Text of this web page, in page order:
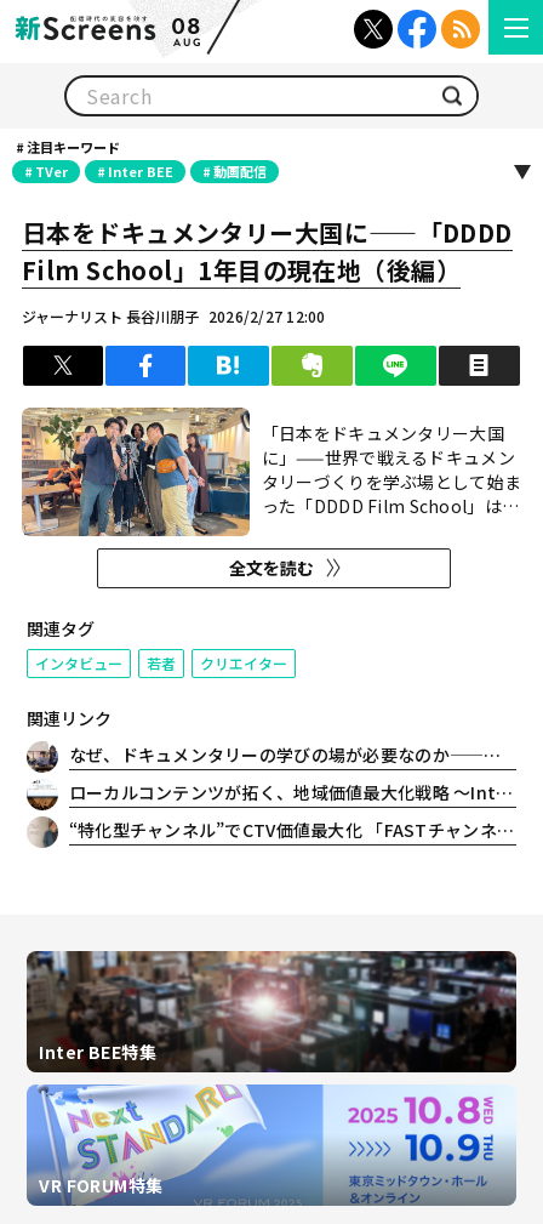
08
AUG
注目キーワード
TVer
Inter BEE 動画配信
日本をドキュメンタリー大国に——「DDDD
Film School」1年目の現在地（後編）
ジャーナリスト 長谷川朋子 2026/2/27 12:00
ツイート シェア はてブ クリップ LINEで送る
「日本をドキュメンタリー大国
に」——世界で戦えるドキュメン
タリーづくりを学ぶ場として始ま
った「DDDD Film School」は、
落とし込んできたのか。副校長に
2025年の米アカデミー賞短編ド
びの環境を整えてきた。後編で
は、スクール立ち上げから１...
全文を読む
関連タグ
インタビュー 若者 クリエイター
関連リンク
なぜ、ドキュメンタリーの学びの場が必要なのか——「DDDD Film School」立ち上げ背景（前編）
ローカルコンテンツが拓く、地域価値最大化戦略 〜Inter BEE 2025 レポート
“特化型チャンネル”でCTV価値最大化 「FASTチャンネル」が掘り起こす視聴ニーズ
Inter BEE特集
VR FORUM特集